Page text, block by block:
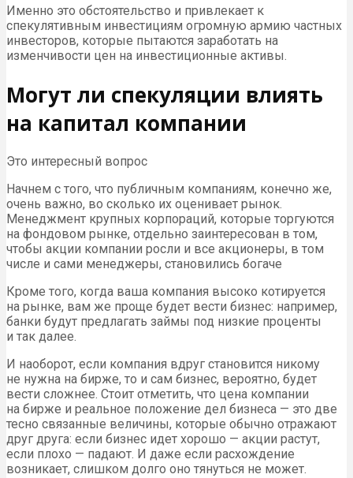
Именно это обстоятельство и привлекает к
спекулятивным инвестициям огромную армию частных
инвесторов, которые пытаются заработать на
изменчивости цен на инвестиционные активы.
Могут ли спекуляции влиять
на капитал компании
Это интересный вопрос
Начнем с того, что публичным компаниям, конечно же,
очень важно, во сколько их оценивает рынок.
Менеджмент крупных корпораций, которые торгуются
на фондовом рынке, отдельно заинтересован в том,
чтобы акции компании росли и все акционеры, в том
числе и сами менеджеры, становились богаче
Кроме того, когда ваша компания высоко котируется
на рынке, вам же проще будет вести бизнес: например,
банки будут предлагать займы под низкие проценты
и так далее.
И наоборот, если компания вдруг становится никому
не нужна на бирже, то и сам бизнес, вероятно, будет
вести сложнее. Стоит отметить, что цена компании
на бирже и реальное положение дел бизнеса — это две
тесно связанные величины, которые обычно отражают
друг друга: если бизнес идет хорошо — акции растут,
если плохо — падают. И даже если расхождение
возникает, слишком долго оно тянуться не может.